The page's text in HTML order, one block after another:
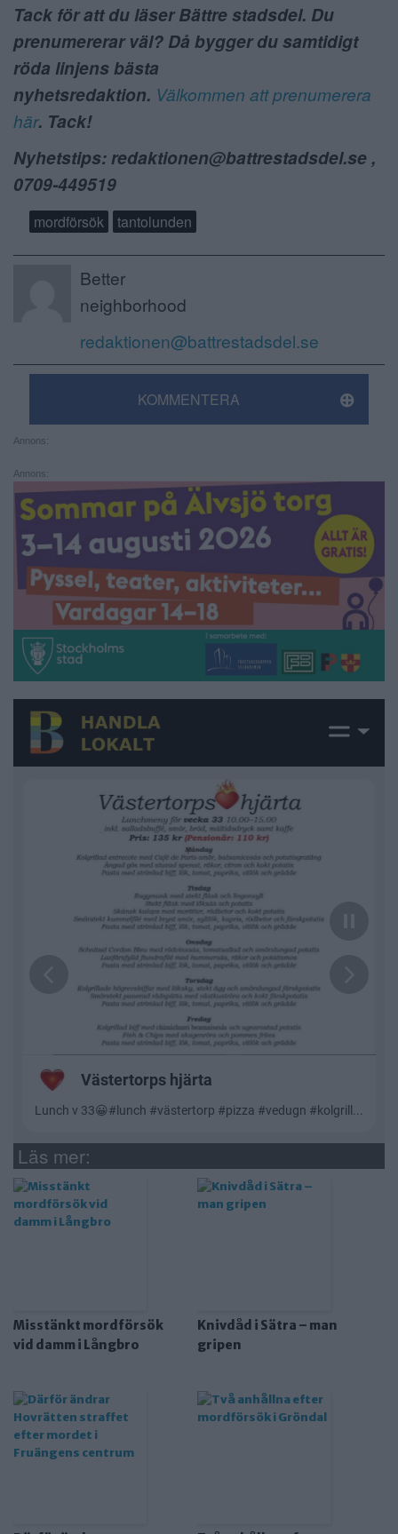
Tack för att du läser Bättre stadsdel. Du
prenumererar väl? Då bygger du samtidigt
röda linjens bästa
nyhetsredaktion. Välkommen att prenumerera
här. Tack!
Nyhetstips: redaktionen@battrestadsdel.se ,
0709-449519
mordförsök tantolunden
Better
neighborhood
redaktionen@battrestadsdel.se
KOMMENTERA
Annons:
Annons:
Läs mer:
Misstänkt mordförsök
vid damm i Långbro
Knivdåd i Sätra – man
gripen